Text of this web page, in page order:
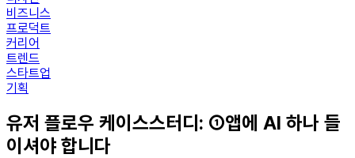
비즈니스
프로덕트
커리어
트렌드
스타트업
기획
유저 플로우 케이스스터디: ①앱에 AI 하나 들
이셔야 합니다